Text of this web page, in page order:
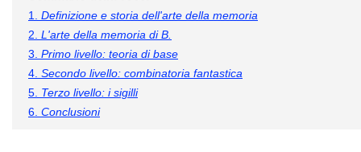
1. Definizione e storia dell'arte della memoria
2. L'arte della memoria di B.
3. Primo livello: teoria di base
4. Secondo livello: combinatoria fantastica
5. Terzo livello: i sigilli
6. Conclusioni